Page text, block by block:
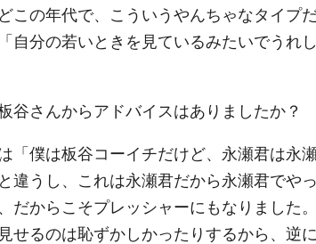
この年代で、こういうやんちゃなタイプ
自分の若いときを見ているみたいでうれ
さんからアドバイスはありましたか？
「僕は板谷コーイチだけど、永瀬君は永
違うし、これは永瀬君だから永瀬君でや
だからこそプレッシャーにもなりました
せるのは恥ずかしかったりするから、逆